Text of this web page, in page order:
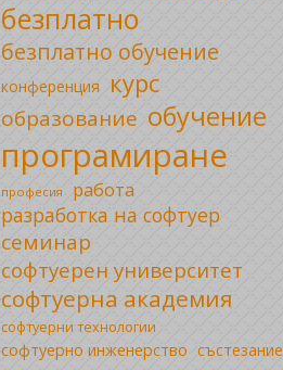
безплатно
безплатно обучение
конференция курс
образование обучение
програмиране
професия работа
разработка на софтуер
семинар
софтуерен университет
софтуерна академия
софтуерни технологии
софтуерно инженерство състезание